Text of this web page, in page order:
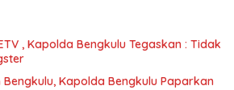
, Kapolda Bengkulu Tegaskan : Tidak
Kapolda Bengkulu Paparkan